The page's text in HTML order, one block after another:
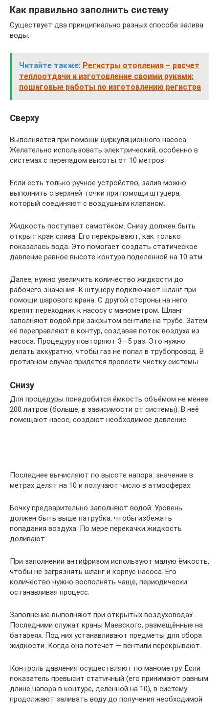
Как правильно заполнить систему
Существует два принципиально разных способа залива
воды.
Читайте также: Регистры отопления – расчет
теплоотдачи и изготовление своими руками:
пошаговые работы по изготовлению регистра
Сверху
Выполняется при помощи циркуляционного насоса.
Желательно использовать электрический, особенно в
системах с перепадом высоты от 10 метров.
Если есть только ручное устройство, залив можно
выполнить с верхней точки при помощи штуцера,
который соединяют с воздушным клапаном.
Жидкость поступает самотёком. Снизу должен быть
открыт кран слива. Его перекрывают, как только
показалась вода. Это помогает создать статическое
давление равное высоте контура поделённой на 10 атм.
Далее, нужно увеличить количество жидкости до
рабочего значения. К штуцеру подключают шланг при
помощи шарового крана. С другой стороны на него
крепят переходник к насосу с манометром. Шланг
заполняют водой при закрытом вентиле на трубе. Затем
её переправляют в контур, создавая поток воздуха из
насоса. Процедуру повторяют 3—5 раз. Это нужно
делать аккуратно, чтобы газ не попал в трубопровод. В
противном случае придётся провести чистку системы.
Снизу
Для процедуры понадобится ёмкость объёмом не менее
200 литров (больше, в зависимости от системы). В неё
помещают насос, создают необходимое давление.
Последнее вычисляют по высоте напора: значение в
метрах делят на 10 и получают число в атмосферах.
Бочку предварительно заполняют водой. Уровень
должен быть выше патрубка, чтобы избежать
попадания воздуха. По мере перекачки жидкость
доливают.
При заполнении антифризом используют малую ёмкость,
чтобы не загрязнять шланг и корпус насоса. Его
количество нужно восполнять чаще, периодически
останавливая процесс.
Заполнение выполняют при открытых воздуховодах.
Последними служат краны Маевского, размещённые на
батареях. Под них устанавливают предметы для сбора
жидкости. Когда она потечёт — вентили перекрывают.
Контроль давления осуществляют по манометру. Если
показатель превысит статичный (его принимают равным
длине напора в контуре, делённой на 10), в систему
продолжают заливать воду до получения необходимой